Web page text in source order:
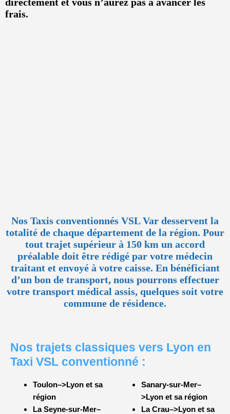
frais.
Nos Taxis conventionnés VSL Var desservent la
totalité de chaque département de la région. Pour
tout trajet supérieur à 150 km un accord
préalable doit être rédigé par votre médecin
traitant et envoyé à votre caisse. En bénéficiant
d’un bon de transport, nous pourrons effectuer
votre transport médical assis, quelques soit votre
commune de résidence.
Nos trajets classiques vers Lyon en
Taxi VSL conventionné :
Toulon–>Lyon et sa
région
La Seyne-sur-Mer–
Sanary-sur-Mer–
>Lyon et sa région
La Crau–>Lyon et sa